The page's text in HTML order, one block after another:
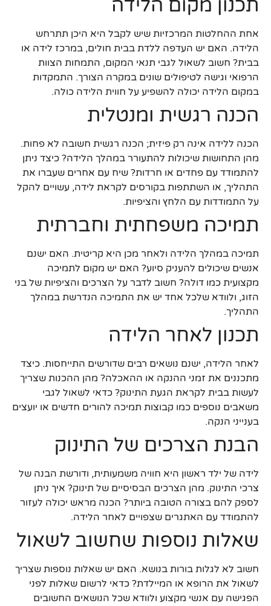
תכנון מקום הלידה
אחת ההחלטות המרכזיות שיש לקבל היא היכן תתרחש
הלידה. האם יש העדפה ללדת בבית חולים, במרכז לידה או
בבית? חשוב לשאול לגבי תנאי המקום, התמחות הצוות
הרפואי וגישה לטיפולים שונים במקרה הצורך. התמקדות
במקום הלידה יכולה להשפיע על חווית הלידה כולה.
הכנה רגשית ומנטלית
הכנה ללידה אינה רק פיזית; הכנה רגשית חשובה לא פחות.
מהן התחושות שיכולות להתעורר במהלך הלידה? כיצד ניתן
להתמודד עם פחדים או חרדות? שיח עם אחרים שעברו את
התהליך, או השתתפות בקורסים לקראת לידה, עשויים להקל
על התמודדות עם הלחץ והציפיות.
תמיכה משפחתית וחברתית
תמיכה במהלך הלידה ולאחר מכן היא קריטית. האם ישנם
אנשים שיכולים להעניק סיוע? האם יש מקום לתמיכה
מקצועית כמו דולה? חשוב לדבר על הצרכים והציפיות של בני
הזוג, ולוודא שלכל אחד יש את התמיכה הנדרשת במהלך
התהליך.
תכנון לאחר הלידה
לאחר הלידה, ישנם נושאים רבים שדורשים התייחסות. כיצד
מתכננים את זמני ההנקה או ההאכלה? מהן ההכנות שצריך
לעשות בבית לקראת הגעת התינוק? כדאי לשאול לגבי
משאבים נוספים כמו קבוצות תמיכה להורים חדשים או יועצים
בענייני הנקה.
הבנת הצרכים של התינוק
לידה של ילד ראשון היא חוויה משמעותית, ודורשת הבנה של
צרכי התינוק. מהן הצרכים הבסיסיים של תינוק? איך ניתן
לספק להם בצורה הטובה ביותר? הכנה מראש יכולה לעזור
להתמודד עם האתגרים שצפויים לאחר הלידה.
שאלות נוספות שחשוב לשאול
חשוב לא לגלות בורות בנושא. האם יש שאלות נוספות שצריך
לשאול את הרופא או המיילדת? כדאי לרשום שאלות לפני
הפגישה עם אנשי מקצוע ולוודא שכל הנושאים החשובים